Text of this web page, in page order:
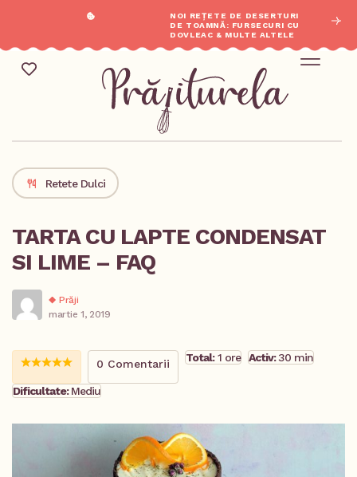
NOI REȚETE DE DESERTURI
DE TOAMNĂ: FURSECURI CU
DOVLEAC & MULTE ALTELE
Retete Dulci
TARTA CU LAPTE CONDENSAT
SI LIME – FAQ
Prăji
martie 1, 2019
0 Comentarii Total:1 ore Activ:30 min
Dificultate:Mediu